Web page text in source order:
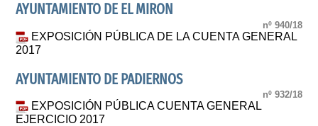
AYUNTAMIENTO DE EL MIRON
nº 940/18
EXPOSICIÓN PÚBLICA DE LA CUENTA GENERAL
2017
AYUNTAMIENTO DE PADIERNOS
nº 932/18
EXPOSICIÓN PÚBLICA CUENTA GENERAL
EJERCICIO 2017